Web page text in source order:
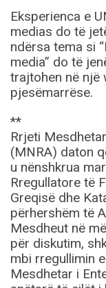
Eksperienca e
medias do të
ndërsa tema si
media” do të
trajtohen në një
pjesëmarrëse.
**
Rrjeti
(MNRA) daton
u nënshkrua
Rregullatore të
Greqisë dhe
përhershëm të
Mesdheut në
për diskutim,
mbi rregullimin
Mesdhetar i